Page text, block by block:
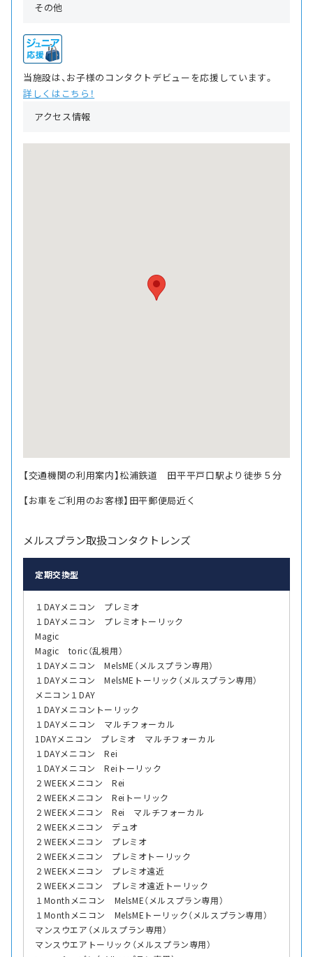
その他
当施設は、お子様のコンタクトデビューを応援しています。
詳しくはこちら！
アクセス情報
【交通機関の利用案内】松浦鉄道 田平平戸口駅より徒歩５分
【お車をご利用のお客様】田平郵便局近く
メルスプラン取扱コンタクトレンズ
定期交換型
１DAYメニコン プレミオ
１DAYメニコン プレミオトーリック
Magic
Magic toric（乱視用）
１DAYメニコン MelsME（メルスプラン専用）
１DAYメニコン MelsMEトーリック（メルスプラン専用）
メニコン１DAY
１DAYメニコントーリック
１DAYメニコン マルチフォーカル
1DAYメニコン プレミオ マルチフォーカル
１DAYメニコン Rei
１DAYメニコン Reiトーリック
２WEEKメニコン Rei
２WEEKメニコン Reiトーリック
２WEEKメニコン Rei マルチフォーカル
２WEEKメニコン デュオ
２WEEKメニコン プレミオ
２WEEKメニコン プレミオトーリック
２WEEKメニコン プレミオ遠近
２WEEKメニコン プレミオ遠近トーリック
１Monthメニコン MelsME（メルスプラン専用）
１Monthメニコン MelsMEトーリック（メルスプラン専用）
マンスウエア（メルスプラン専用）
マンスウエアトーリック（メルスプラン専用）